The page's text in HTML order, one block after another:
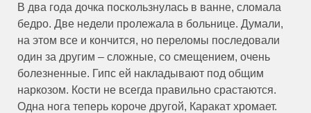
В два года дочка поскользнулась в ванне, сломала
бедро. Две недели пролежала в больнице. Думали,
на этом все и кончится, но переломы последовали
один за другим – сложные, со смещением, очень
болезненные. Гипс ей накладывают под общим
наркозом. Кости не всегда правильно срастаются.
Одна нога теперь короче другой, Каракат хромает.